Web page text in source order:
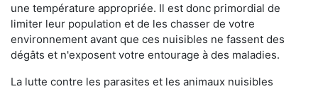
une température appropriée. Il est donc primordial de
limiter leur population et de les chasser de votre
environnement avant que ces nuisibles ne fassent des
dégâts et n'exposent votre entourage à des maladies.
La lutte contre les parasites et les animaux nuisibles